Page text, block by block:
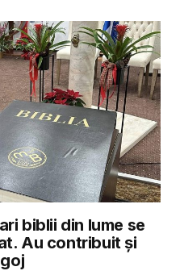
biblii din lume se
Au contribuit și